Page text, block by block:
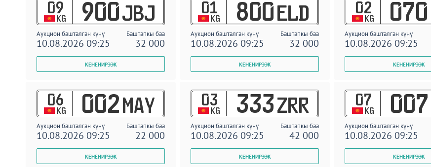
09
KG 900 JBJ
Аукцион башталган күнү Баштапкы баа
10.08.2026 09:25 32 000
01
KG 800 ELD
Аукцион башталган күнү Баштапкы баа
10.08.2026 09:25 32 000
02
KG 070
Аукцион башталган күнү
10.08.2026 09:25
06
KG 002 MAY
Аукцион башталган күнү Баштапкы баа
10.08.2026 09:25 22 000
03
KG 333 ZRR
Аукцион башталган күнү Баштапкы баа
10.08.2026 09:25 42 000
07
KG 007
Аукцион башталган күнү
10.08.2026 09:25